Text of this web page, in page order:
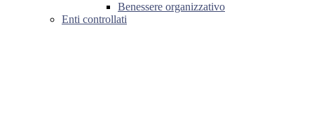
Benessere organizzativo
Enti controllati